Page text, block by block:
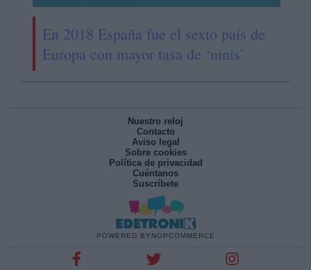
En 2018 España fue el sexto país de
Europa con mayor tasa de ‘ninis’
Nuestro reloj
Contacto
Aviso legal
Sobre cookies
Política de privacidad
Cuéntanos
Suscríbete
POWERED BY NOPCOMMERCE